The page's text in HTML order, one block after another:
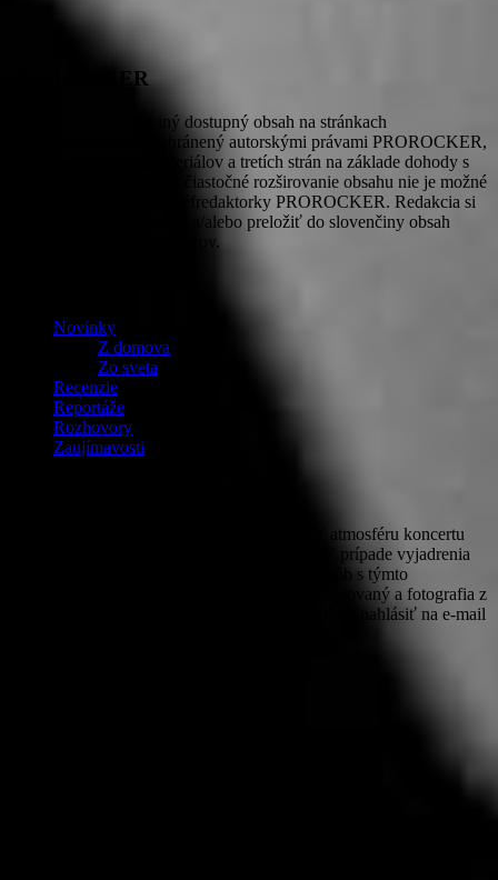
PROROCKER
Textový, obrazový a iný dostupný obsah na stránkach
www.prorocker.sk je chránený autorskými právami PROROCKER,
autorov pôvodných materiálov a tretích strán na základe dohody s
redakciou. Doslovné ani čiastočné rozširovanie obsahu nie je možné
bez písomného súhlasu šéfredaktorky PROROCKER. Redakcia si
vyhradzuje právo upraviť a/alebo preložiť do slovenčiny obsah
tlačových správ a rozhovorov.
Novinky
Z domova
Zo sveta
Recenzie
Reportáže
Rozhovory
Zaujímavosti
PROROCKER v snahe čo najlepšie zachytiť atmosféru koncertu
zhotovuje a uverejňuje aj fotografie publika. V prípade vyjadrenia
nesúhlasu zúčastnených odfotografovaných osôb s týmto
zverejňovaním bude nesúhlas tejto osoby akceptovaný a fotografia z
webového priestoru odstránená. Nesúhlas môžete nahlásiť na e-mail